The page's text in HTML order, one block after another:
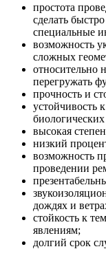
простота
сделать
специальные
возможность
сложных
относительно
перегружать
прочность и
устойчивость
высокая
низкий
возможность
проведении
дождях и
стойкость к
явлениям;
долгий срок